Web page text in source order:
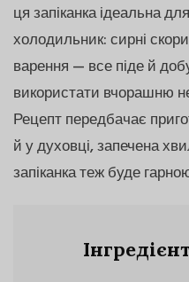
ця запіканка ідеальна
холодильник: сирні
варення — все піде й
використати вчорашню
Рецепт передбачає
й у духовці, запечена
запіканка теж буде